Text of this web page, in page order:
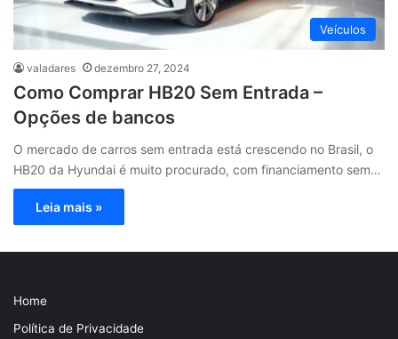
Veículos
valadares dezembro 27, 2024
Como Comprar HB20 Sem Entrada –
Opções de bancos
O mercado de carros sem entrada está crescendo no Brasil, o
HB20 da Hyundai é muito procurado, com financiamento sem…
Leia mais »
Home
Política de Privacidade